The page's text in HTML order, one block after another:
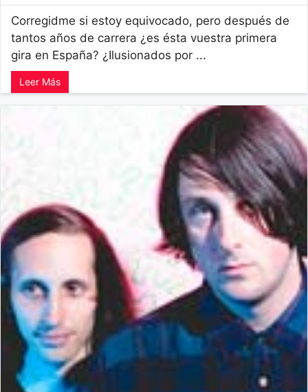
Corregidme si estoy equivocado, pero después de
tantos años de carrera ¿es ésta vuestra primera
gira en España? ¿Ilusionados por ...
Leer Más